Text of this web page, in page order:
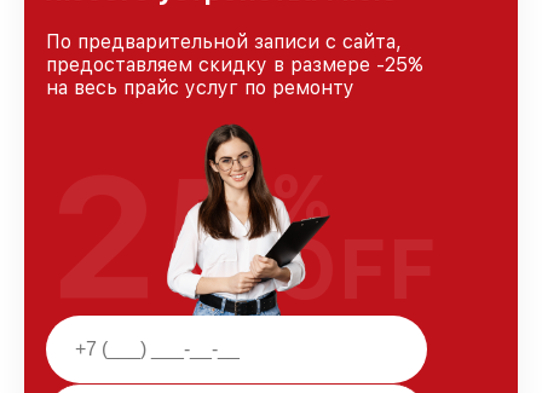
По предварительной записи с сайта,
предоставляем скидку в размере -25%
на весь прайс услуг по ремонту
25%
OFF